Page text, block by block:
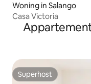
Woning in Salango
Casa Victoria
Superhost
Superhost